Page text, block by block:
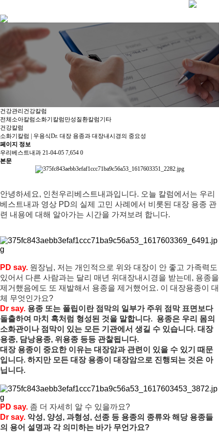
건강관리건강칼럼
전체소아칼럼소화기칼럼만성질환칼럼기타
건강칼럼
소화기칼럼 | 우용식Dr. 대장 용종과 대장내시경의 중요성
페이지 정보
우리베스트내과 21-04-05 7,654 0
본문
안녕하세요, 인천우리베스트내과입니다. 오늘 칼럼에서는 우리
베스트내과 영상 PD의 실제 고민 사례에서 비롯된 대장 용종 관
련 내용에 대해 알아가는 시간을 가져보려 합니다.
PD say. 원장님, 저는 개인적으로 위와 대장이 안 좋고 가족력도
있어서 다른 사람과는 달리 매년 위대장내시경을 받는데, 용종을
제거했음에도 또 재발해서 용종을 제거했어요. 이 대장용종이 대
체 무엇인가요?
Dr say. 용종 또는 폴립이란 점막의 일부가 주위 점막 표면보다
돌출하여 마치 혹처럼 형성된 것을 말합니다.  용종은 우리 몸의
소화관이나 점막이 있는 모든 기관에서 생길 수 있습니다. 대장
용종, 담낭용종, 위용종 등등 관찰됩니다.
대장 용종이 중요한 이유는 대장암과 관련이 있을 수 있기 때문
입니다. 하지만 모든 대장 용종이 대장암으로 진행되는 것은 아
닙니다.
PD say. 좀 더 자세히 알 수 있을까요?
Dr say. 악성, 양성, 과형성, 선종 등 용종의 종류와 해당 용종들
의 용어 설명과 각 의미하는 바가 무언가요?